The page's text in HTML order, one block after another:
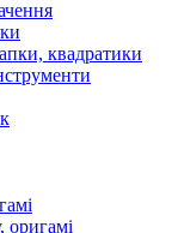
квадратики
оригамі